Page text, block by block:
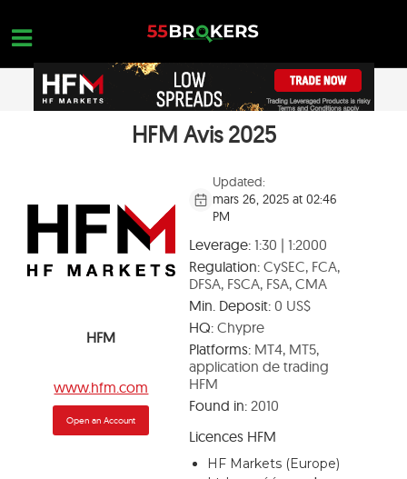
content
MEILLEUR BROKER FOREX
FORMATION SUR LE FOREX
DEMANDES DE COMMERCE
NOUS CONTACTER
OUVREZ UN COMPTE GRATUIT
OPEN A FREE ACCOUNT
HFM Avis 2025
HFM
www.hfm.com
Open an Account
Updated:
mars 26, 2025 at 02:46
PM
Leverage:1:30 | 1:2000
Regulation:CySEC, FCA,
DFSA, FSCA, FSA, CMA
Min. Deposit:0 US$
HQ:Chypre
Platforms:MT4, MT5,
application de trading
HFM
Found in:2010
Licences HFM
HF Markets (Europe)